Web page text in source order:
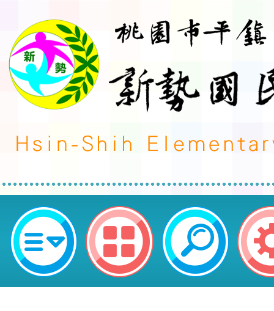
小公視全新學齡音樂節目「古典
之旅」-桃園市平鎮區新勢國民小學